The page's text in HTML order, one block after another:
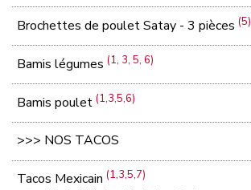
Brochettes de poulet Satay - 3 pièces(5)
Bamis légumes(1, 3, 5, 6)
Bamis poulet(1,3,5,6)
>>> NOS TACOS
Tacos Mexicain(1,3,5,7)